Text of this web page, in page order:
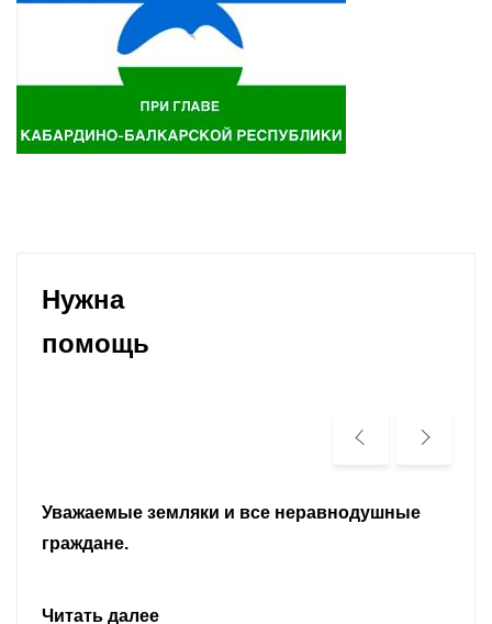
Нужна
помощь
Уважаемые земляки и все неравнодушные
граждане.
Читать далее